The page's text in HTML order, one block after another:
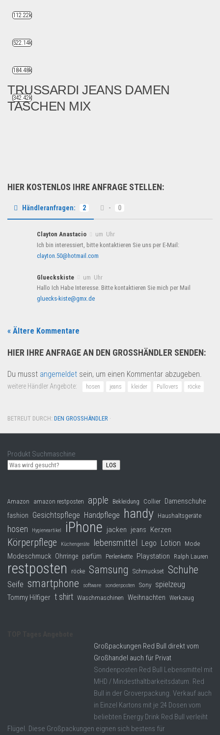
TRUSSARDI JEANS DAMEN
TASCHEN MIX
HIER KOSTENLOS IHRE ANFRAGE STELLEN:
Händleranfragen: 2 - 0
Clayton Anastacio
um Uhr
Ich bin interessiert, bitte kontaktieren Sie uns per E-Mail:
clayton.50@hotmail.com
Glueckskiste
um Uhr
Hallo Ich Habe Interesse. Bitte kontaktieren Sie mich per Mail
gluecks-kiste@gmx.de
« Ältere Kommentare
HIER IHRE ANFRAGE AN DEN GROSSHÄNDLER SENDEN:
Du musst angemeldet sein, um einen Kommentar abzugeben.
weitere Händler Angebote: hosen jeans kleider Pullovers röcke
BETREUT DURCH: DEN GROSSHÄNDLER ·
Produkt Suchmaschine
LOS
Amazon amazon restposten apple Bekleidung Collier Damenschuhe
fashion Gesichtspflege Handpflege handy Haushaltsgeräte
hosen Hygieneartikel iPhone jacken jeans Kerzen
Körperpflege Küchengeräte lebensmittel Lego Lotion Mode
Modeschmuck Ohrringe parfüm Perlenkette Playstation Ralph Lauren
restposten röcke Samsung Schmuckset Schuhe
Seife smartphone software sonderposten Sony spielzeug
Tommy Hilfiger t shirt Waschmaschinen Weihnachten Werkzeug
Großpackungen Red Bull direkt vom
Großhandel auch für Privat
Sondenposten Red Bull Lebensmittel mit
MHD / Mindesthaltbarkeitsdatum. Red
Bull in der Groverpackung. Verkauf auch
in Einzel Kartons mit je 24 Dosen vom
beliebten Energy Drink Red Bull verleiht
Flügel. Diese Großpackungen eignen sich bestens für
112.22k
522.14k
184.48k
342.42k